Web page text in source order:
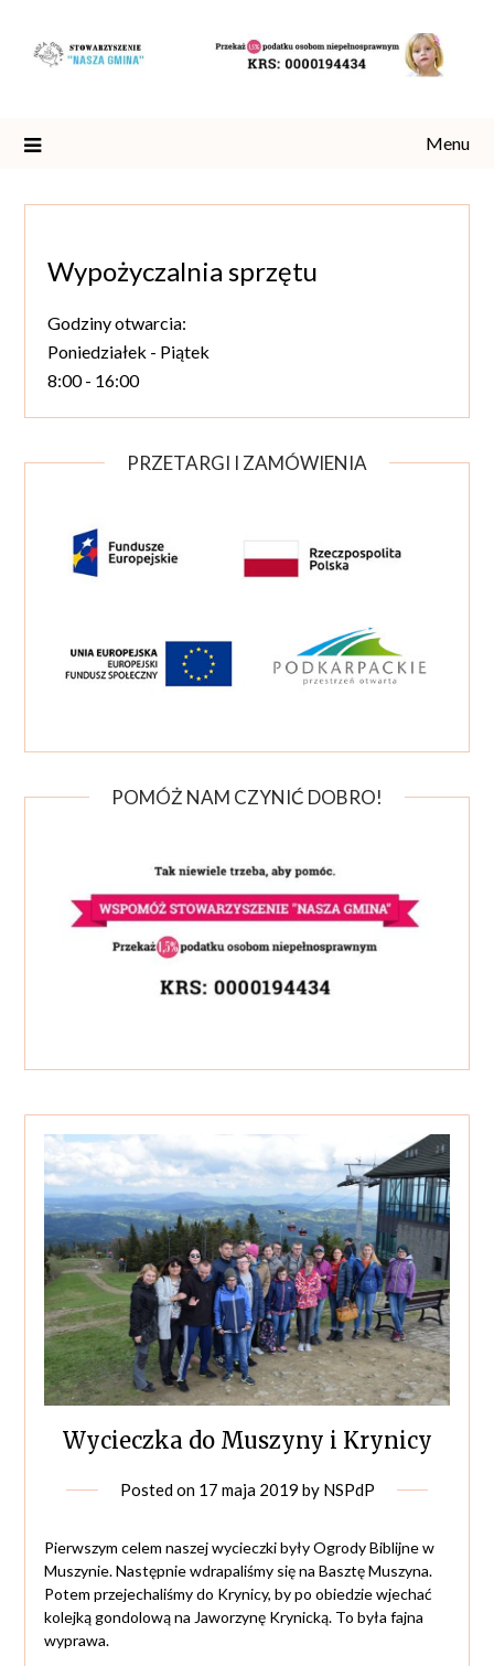
content
Menu
Wypożyczalnia sprzętu
Godziny otwarcia:
Poniedziałek - Piątek
8:00 - 16:00
PRZETARGI I ZAMÓWIENIA
POMÓŻ NAM CZYNIĆ DOBRO!
Wycieczka do Muszyny i Krynicy
Posted on 17 maja 2019 by NSPdP
Pierwszym celem naszej wycieczki były Ogrody Biblijne w
Muszynie. Następnie wdrapaliśmy się na Basztę Muszyna.
Potem przejechaliśmy do Krynicy, by po obiedzie wjechać
kolejką gondolową na Jaworzynę Krynicką. To była fajna
wyprawa.